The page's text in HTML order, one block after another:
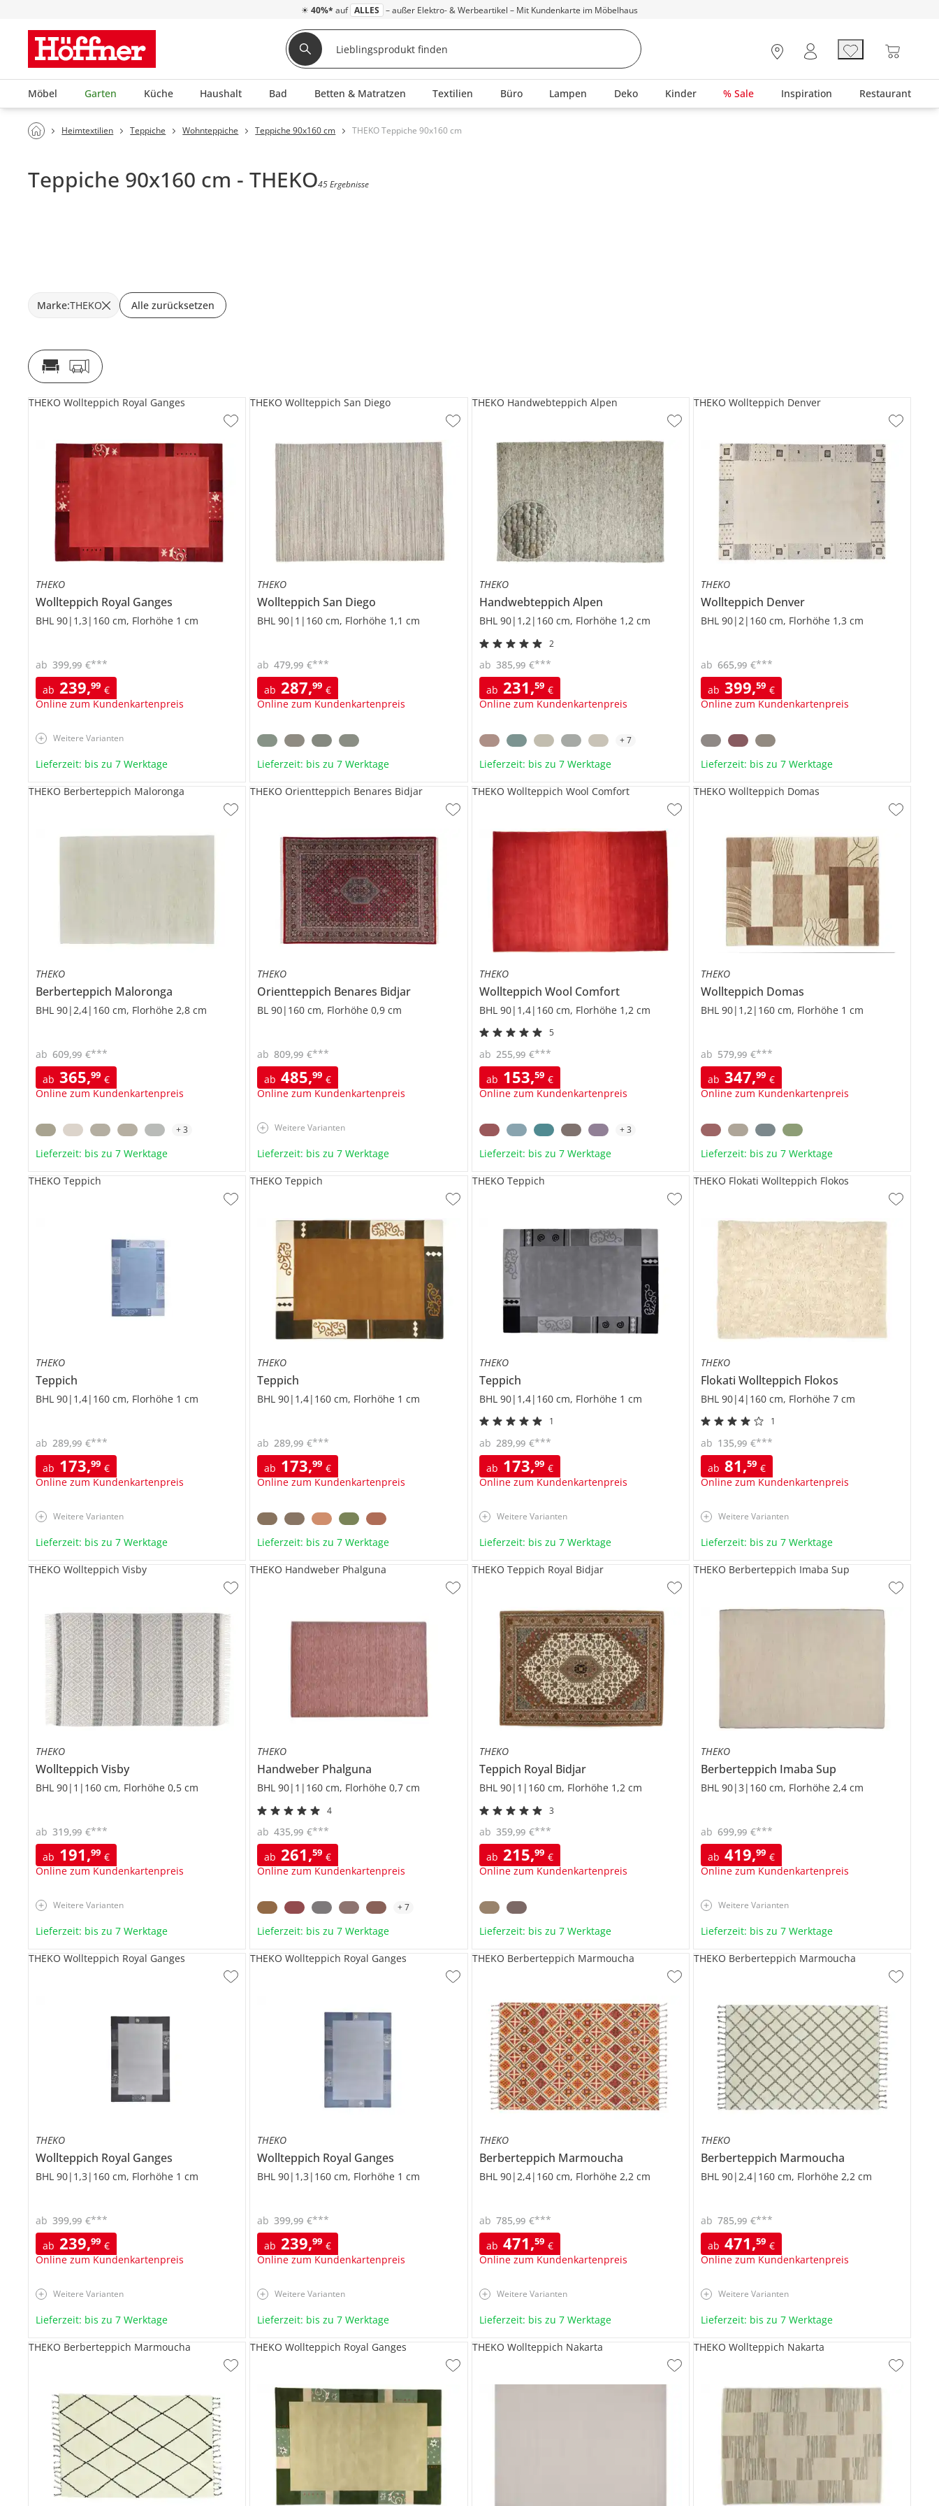
☀ 40%* auf ALLES – außer Elektro- & Werbeartikel – Mit Kundenkarte im Möbelhaus
Möbel Garten Küche Haushalt Bad Betten & Matratzen Textilien Büro Lampen Deko Kinder % Sale Inspiration Restaurant
Heimtextilien Teppiche Wohnteppiche Teppiche 90x160 cm THEKO Teppiche 90x160 cm
Teppiche 90x160 cm - THEKO45 Ergebnisse
Marke:THEKO Alle zurücksetzen
THEKO
Wollteppich Royal Ganges
BHL 90|1,3|160 cm, Florhöhe 1 cm
ab 239,99 €
Online zum Kundenkartenpreis
ab 399,99 €***
THEKO Wollteppich Royal Ganges
Weitere Varianten
Lieferzeit: bis zu 7 Werktage
THEKO
WollteppichSan Diego
BHL 90|1|160 cm, Florhöhe 1,1 cm
ab 287,99 €
Online zum Kundenkartenpreis
ab 479,99 €***
THEKO Wollteppich San Diego
Lieferzeit: bis zu 7 Werktage
THEKO
Handwebteppich Alpen
BHL 90|1,2|160 cm, Florhöhe 1,2 cm
2
ab 231,59 €
Online zum Kundenkartenpreis
ab 385,99 €***
THEKO Handwebteppich Alpen
+7
Lieferzeit: bis zu 7 Werktage
THEKO
Wollteppich Denver
BHL 90|2|160 cm, Florhöhe 1,3 cm
ab 399,59 €
Online zum Kundenkartenpreis
ab 665,99 €***
THEKO Wollteppich Denver
Lieferzeit: bis zu 7 Werktage
THEKO
Berberteppich Maloronga
BHL 90|2,4|160 cm, Florhöhe 2,8 cm
ab 365,99 €
Online zum Kundenkartenpreis
ab 609,99 €***
THEKO Berberteppich Maloronga
+3
Lieferzeit: bis zu 7 Werktage
THEKO
Orientteppich Benares Bidjar
BL 90|160 cm, Florhöhe 0,9 cm
ab 485,99 €
Online zum Kundenkartenpreis
ab 809,99 €***
THEKO Orientteppich Benares Bidjar
Weitere Varianten
Lieferzeit: bis zu 7 Werktage
THEKO
Wollteppich Wool Comfort
BHL 90|1,4|160 cm, Florhöhe 1,2 cm
5
ab 153,59 €
Online zum Kundenkartenpreis
ab 255,99 €***
THEKO Wollteppich Wool Comfort
+3
Lieferzeit: bis zu 7 Werktage
THEKO
Wollteppich Domas
BHL 90|1,2|160 cm, Florhöhe 1 cm
ab 347,99 €
Online zum Kundenkartenpreis
ab 579,99 €***
THEKO Wollteppich Domas
Lieferzeit: bis zu 7 Werktage
THEKO
Teppich
BHL 90|1,4|160 cm, Florhöhe 1 cm
ab 173,99 €
Online zum Kundenkartenpreis
ab 289,99 €***
THEKO Teppich
Weitere Varianten
Lieferzeit: bis zu 7 Werktage
THEKO
Teppich
BHL 90|1,4|160 cm, Florhöhe 1 cm
ab 173,99 €
Online zum Kundenkartenpreis
ab 289,99 €***
THEKO Teppich
Lieferzeit: bis zu 7 Werktage
THEKO
Teppich
BHL 90|1,4|160 cm, Florhöhe 1 cm
1
ab 173,99 €
Online zum Kundenkartenpreis
ab 289,99 €***
THEKO Teppich
Weitere Varianten
Lieferzeit: bis zu 7 Werktage
THEKO
Flokati Wollteppich Flokos
BHL 90|4|160 cm, Florhöhe 7 cm
1
ab 81,59 €
Online zum Kundenkartenpreis
ab 135,99 €***
THEKO Flokati Wollteppich Flokos
Weitere Varianten
Lieferzeit: bis zu 7 Werktage
THEKO
WollteppichVisby
BHL 90|1|160 cm, Florhöhe 0,5 cm
ab 191,99 €
Online zum Kundenkartenpreis
ab 319,99 €***
THEKO Wollteppich Visby
Weitere Varianten
Lieferzeit: bis zu 7 Werktage
THEKO
Handweber Phalguna
BHL 90|1|160 cm, Florhöhe 0,7 cm
4
ab 261,59 €
Online zum Kundenkartenpreis
ab 435,99 €***
THEKO Handweber Phalguna
+7
Lieferzeit: bis zu 7 Werktage
THEKO
Teppich Royal Bidjar
BHL 90|1|160 cm, Florhöhe 1,2 cm
3
ab 215,99 €
Online zum Kundenkartenpreis
ab 359,99 €***
THEKO Teppich Royal Bidjar
Lieferzeit: bis zu 7 Werktage
THEKO
Berberteppich Imaba Sup
BHL 90|3|160 cm, Florhöhe 2,4 cm
ab 419,99 €
Online zum Kundenkartenpreis
ab 699,99 €***
THEKO Berberteppich Imaba Sup
Weitere Varianten
Lieferzeit: bis zu 7 Werktage
THEKO
Wollteppich Royal Ganges
BHL 90|1,3|160 cm, Florhöhe 1 cm
ab 239,99 €
Online zum Kundenkartenpreis
ab 399,99 €***
THEKO Wollteppich Royal Ganges
Weitere Varianten
Lieferzeit: bis zu 7 Werktage
THEKO
Wollteppich Royal Ganges
BHL 90|1,3|160 cm, Florhöhe 1 cm
ab 239,99 €
Online zum Kundenkartenpreis
ab 399,99 €***
THEKO Wollteppich Royal Ganges
Weitere Varianten
Lieferzeit: bis zu 7 Werktage
THEKO
Berberteppich Marmoucha
BHL 90|2,4|160 cm, Florhöhe 2,2 cm
ab 471,59 €
Online zum Kundenkartenpreis
ab 785,99 €***
THEKO Berberteppich Marmoucha
Weitere Varianten
Lieferzeit: bis zu 7 Werktage
THEKO
Berberteppich Marmoucha
BHL 90|2,4|160 cm, Florhöhe 2,2 cm
ab 471,59 €
Online zum Kundenkartenpreis
ab 785,99 €***
THEKO Berberteppich Marmoucha
Weitere Varianten
Lieferzeit: bis zu 7 Werktage
THEKO Berberteppich Marmoucha THEKO Wollteppich Royal Ganges THEKO Wollteppich Nakarta THEKO Wollteppich Nakarta